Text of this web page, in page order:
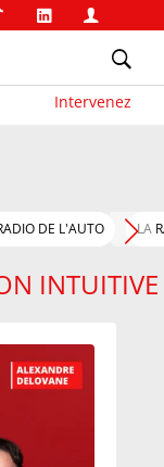
Intervenez
DE L'AUTO LA
INTUITIVE